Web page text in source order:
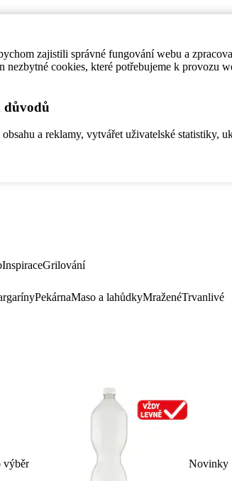
zajistili správné fungování webu a
cookies, které potřebujeme k provozu
důvodů
a reklamy, vytvářet uživatelské statistiky,
InspiraceGrilování
PekárnaMaso a lahůdkyMraženéTrvanlivé
výběr Novinky